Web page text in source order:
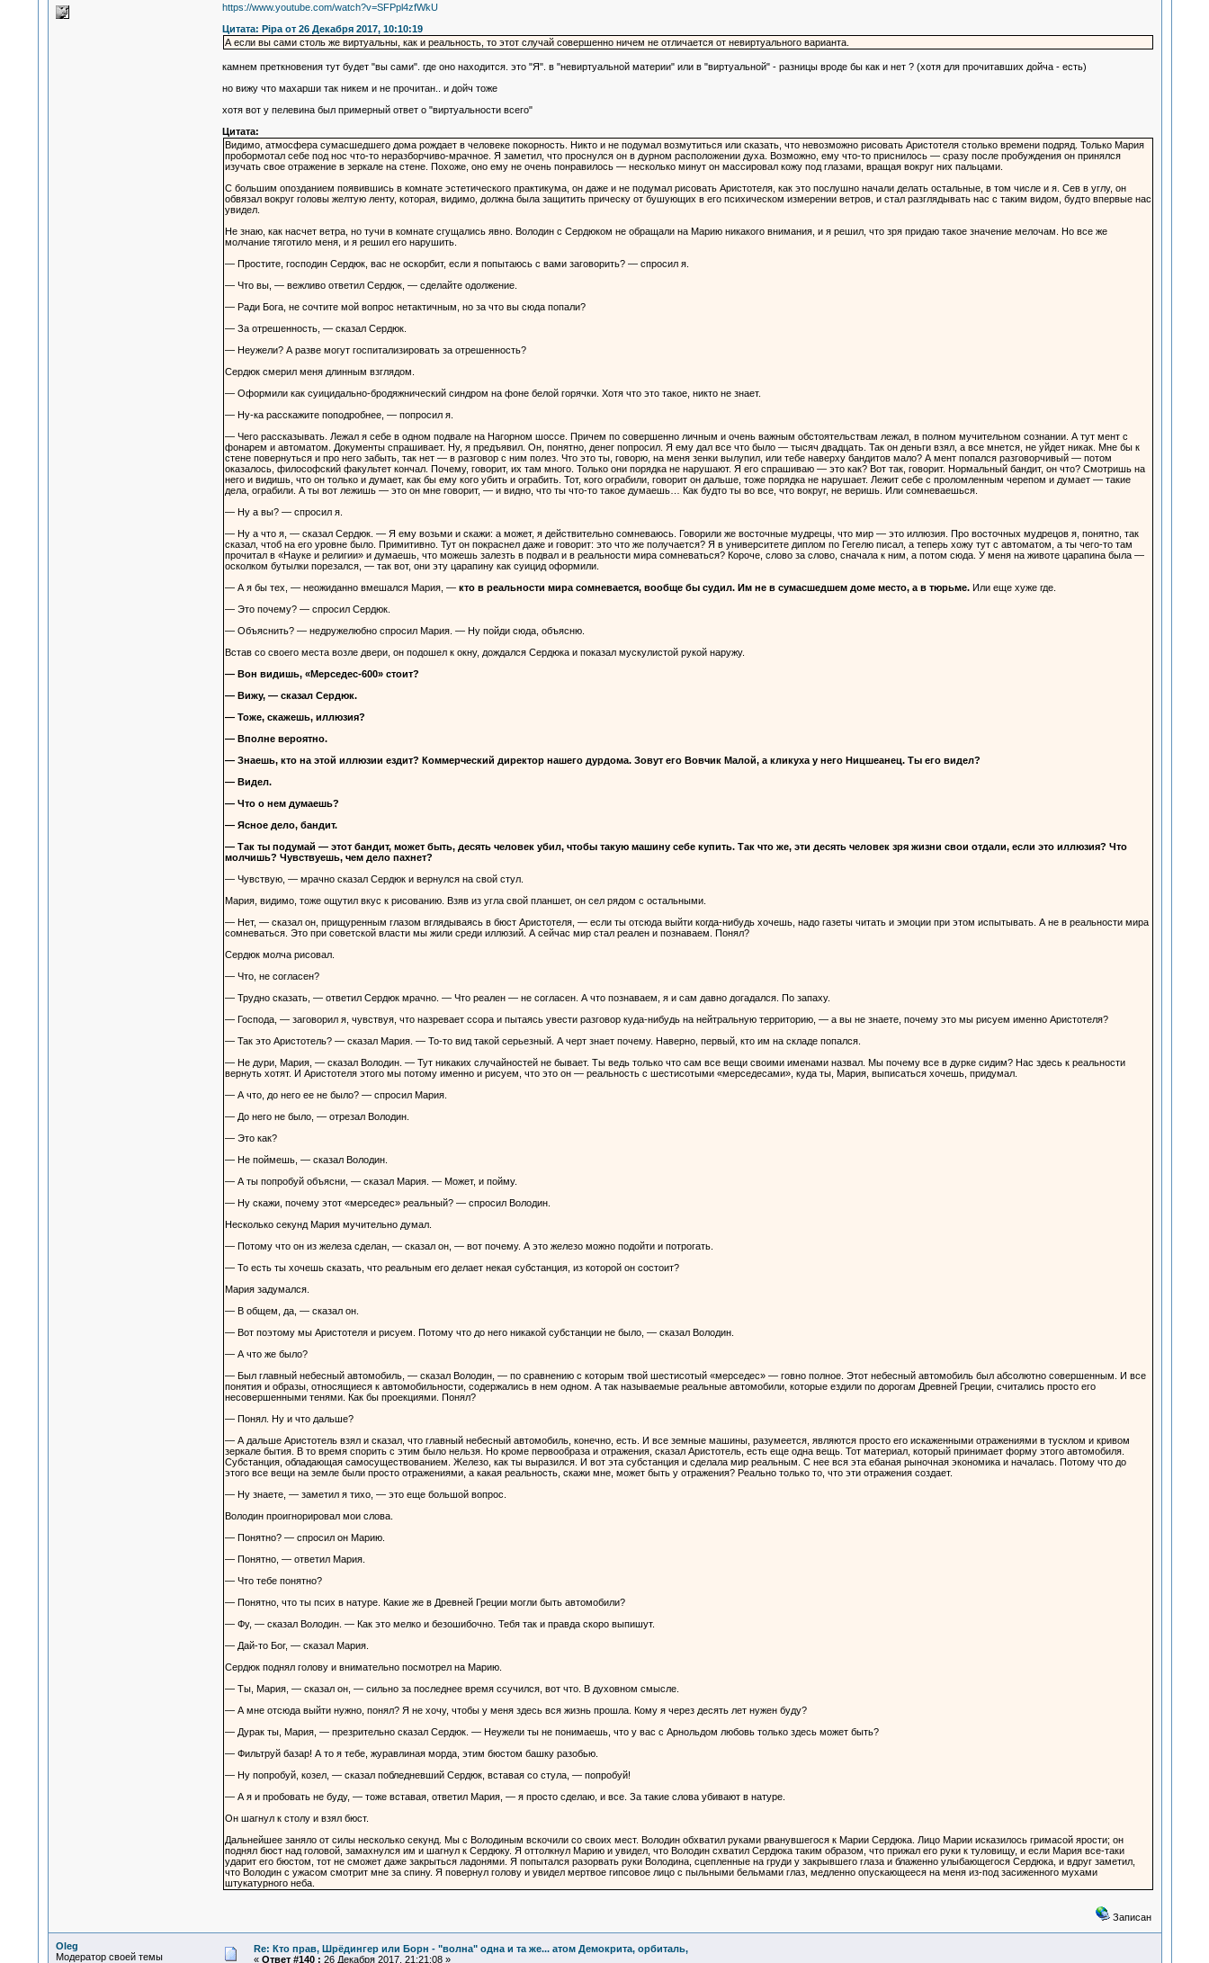
https://www.youtube.com/watch?v=SFPpl4zfWkU
Цитата: Pipa от 26 Декабря 2017, 10:10:19
А если вы сами столь же виртуальны, как и реальность, то этот случай совершенно ничем не отличается от невиртуального варианта.
камнем преткновения тут будет "вы сами". где оно находится. это "Я". в "невиртуальной материи" или в "виртуальной" - разницы вроде бы как и нет ? (хотя для прочитавших дойча - есть)
но вижу что махарши так никем и не прочитан.. и дойч тоже
хотя вот у пелевина был примерный ответ о "виртуальности всего"
Цитата:
Видимо, атмосфера сумасшедшего дома рождает в человеке покорность. Никто и не подумал возмутиться или сказать, что невозможно рисовать Аристотеля столько времени подряд. Только Мария
пробормотал себе под нос что-то неразборчиво-мрачное. Я заметил, что проснулся он в дурном расположении духа. Возможно, ему что-то приснилось — сразу после пробуждения он принялся
изучать свое отражение в зеркале на стене. Похоже, оно ему не очень понравилось — несколько минут он массировал кожу под глазами, вращая вокруг них пальцами.
С большим опозданием появившись в комнате эстетического практикума, он даже и не подумал рисовать Аристотеля, как это послушно начали делать остальные, в том числе и я. Сев в углу, он
обвязал вокруг головы желтую ленту, которая, видимо, должна была защитить прическу от бушующих в его психическом измерении ветров, и стал разглядывать нас с таким видом, будто впервые нас
увидел.
Не знаю, как насчет ветра, но тучи в комнате сгущались явно. Володин с Сердюком не обращали на Марию никакого внимания, и я решил, что зря придаю такое значение мелочам. Но все же
молчание тяготило меня, и я решил его нарушить.
— Простите, господин Сердюк, вас не оскорбит, если я попытаюсь с вами заговорить? — спросил я.
— Что вы, — вежливо ответил Сердюк, — сделайте одолжение.
— Ради Бога, не сочтите мой вопрос нетактичным, но за что вы сюда попали?
— За отрешенность, — сказал Сердюк.
— Неужели? А разве могут госпитализировать за отрешенность?
Сердюк смерил меня длинным взглядом.
— Оформили как суицидально-бродяжнический синдром на фоне белой горячки. Хотя что это такое, никто не знает.
— Ну-ка расскажите поподробнее, — попросил я.
— Чего рассказывать. Лежал я себе в одном подвале на Нагорном шоссе. Причем по совершенно личным и очень важным обстоятельствам лежал, в полном мучительном сознании. А тут мент с
фонарем и автоматом. Документы спрашивает. Ну, я предъявил. Он, понятно, денег попросил. Я ему дал все что было — тысяч двадцать. Так он деньги взял, а все мнется, не уйдет никак. Мне бы к
стене повернуться и про него забыть, так нет — в разговор с ним полез. Что это ты, говорю, на меня зенки вылупил, или тебе наверху бандитов мало? А мент попался разговорчивый — потом
оказалось, философский факультет кончал. Почему, говорит, их там много. Только они порядка не нарушают. Я его спрашиваю — это как? Вот так, говорит. Нормальный бандит, он что? Смотришь на
него и видишь, что он только и думает, как бы ему кого убить и ограбить. Тот, кого ограбили, говорит он дальше, тоже порядка не нарушает. Лежит себе с проломленным черепом и думает — такие
дела, ограбили. А ты вот лежишь — это он мне говорит, — и видно, что ты что-то такое думаешь… Как будто ты во все, что вокруг, не веришь. Или сомневаешься.
— Ну а вы? — спросил я.
— Ну а что я, — сказал Сердюк. — Я ему возьми и скажи: а может, я действительно сомневаюсь. Говорили же восточные мудрецы, что мир — это иллюзия. Про восточных мудрецов я, понятно, так
сказал, чтоб на его уровне было. Примитивно. Тут он покраснел даже и говорит: это что же получается? Я в университете диплом по Гегелю писал, а теперь хожу тут с автоматом, а ты чего-то там
прочитал в «Науке и религии» и думаешь, что можешь залезть в подвал и в реальности мира сомневаться? Короче, слово за слово, сначала к ним, а потом сюда. У меня на животе царапина была —
осколком бутылки порезался, — так вот, они эту царапину как суицид оформили.
— А я бы тех, — неожиданно вмешался Мария, — кто в реальности мира сомневается, вообще бы судил. Им не в сумасшедшем доме место, а в тюрьме.Или еще хуже где.
— Это почему? — спросил Сердюк.
— Объяснить? — недружелюбно спросил Мария. — Ну пойди сюда, объясню.
Встав со своего места возле двери, он подошел к окну, дождался Сердюка и показал мускулистой рукой наружу.
— Вон видишь, «Мерседес-600» стоит?
— Вижу, — сказал Сердюк.
— Тоже, скажешь, иллюзия?
— Вполне вероятно.
— Знаешь, кто на этой иллюзии ездит? Коммерческий директор нашего дурдома. Зовут его Вовчик Малой, а кликуха у него Ницшеанец. Ты его видел?
— Видел.
— Что о нем думаешь?
— Ясное дело, бандит.
— Так ты подумай — этот бандит, может быть, десять человек убил, чтобы такую машину себе купить. Так что же, эти десять человек зря жизни свои отдали, если это иллюзия? Что
молчишь? Чувствуешь, чем дело пахнет?
— Чувствую, — мрачно сказал Сердюк и вернулся на свой стул.
Мария, видимо, тоже ощутил вкус к рисованию. Взяв из угла свой планшет, он сел рядом с остальными.
— Нет, — сказал он, прищуренным глазом вглядываясь в бюст Аристотеля, — если ты отсюда выйти когда-нибудь хочешь, надо газеты читать и эмоции при этом испытывать. А не в реальности мира
сомневаться. Это при советской власти мы жили среди иллюзий. А сейчас мир стал реален и познаваем. Понял?
Сердюк молча рисовал.
— Что, не согласен?
— Трудно сказать, — ответил Сердюк мрачно. — Что реален — не согласен. А что познаваем, я и сам давно догадался. По запаху.
— Господа, — заговорил я, чувствуя, что назревает ссора и пытаясь увести разговор куда-нибудь на нейтральную территорию, — а вы не знаете, почему это мы рисуем именно Аристотеля?
— Так это Аристотель? — сказал Мария. — То-то вид такой серьезный. А черт знает почему. Наверно, первый, кто им на складе попался.
— Не дури, Мария, — сказал Володин. — Тут никаких случайностей не бывает. Ты ведь только что сам все вещи своими именами назвал. Мы почему все в дурке сидим? Нас здесь к реальности
вернуть хотят. И Аристотеля этого мы потому именно и рисуем, что это он — реальность с шестисотыми «мерседесами», куда ты, Мария, выписаться хочешь, придумал.
— А что, до него ее не было? — спросил Мария.
— До него не было, — отрезал Володин.
— Это как?
— Не поймешь, — сказал Володин.
— А ты попробуй объясни, — сказал Мария. — Может, и пойму.
— Ну скажи, почему этот «мерседес» реальный? — спросил Володин.
Несколько секунд Мария мучительно думал.
— Потому что он из железа сделан, — сказал он, — вот почему. А это железо можно подойти и потрогать.
— То есть ты хочешь сказать, что реальным его делает некая субстанция, из которой он состоит?
Мария задумался.
— В общем, да, — сказал он.
— Вот поэтому мы Аристотеля и рисуем. Потому что до него никакой субстанции не было, — сказал Володин.
— А что же было?
— Был главный небесный автомобиль, — сказал Володин, — по сравнению с которым твой шестисотый «мерседес» — говно полное. Этот небесный автомобиль был абсолютно совершенным. И все
понятия и образы, относящиеся к автомобильности, содержались в нем одном. А так называемые реальные автомобили, которые ездили по дорогам Древней Греции, считались просто его
несовершенными тенями. Как бы проекциями. Понял?
— Понял. Ну и что дальше?
— А дальше Аристотель взял и сказал, что главный небесный автомобиль, конечно, есть. И все земные машины, разумеется, являются просто его искаженными отражениями в тусклом и кривом
зеркале бытия. В то время спорить с этим было нельзя. Но кроме первообраза и отражения, сказал Аристотель, есть еще одна вещь. Тот материал, который принимает форму этого автомобиля.
Субстанция, обладающая самосуществованием. Железо, как ты выразился. И вот эта субстанция и сделала мир реальным. С нее вся эта ебаная рыночная экономика и началась. Потому что до
этого все вещи на земле были просто отражениями, а какая реальность, скажи мне, может быть у отражения? Реально только то, что эти отражения создает.
— Ну знаете, — заметил я тихо, — это еще большой вопрос.
Володин проигнорировал мои слова.
— Понятно? — спросил он Марию.
— Понятно, — ответил Мария.
— Что тебе понятно?
— Понятно, что ты псих в натуре. Какие же в Древней Греции могли быть автомобили?
— Фу, — сказал Володин. — Как это мелко и безошибочно. Тебя так и правда скоро выпишут.
— Дай-то Бог, — сказал Мария.
Сердюк поднял голову и внимательно посмотрел на Марию.
— Ты, Мария, — сказал он, — сильно за последнее время ссучился, вот что. В духовном смысле.
— А мне отсюда выйти нужно, понял? Я не хочу, чтобы у меня здесь вся жизнь прошла. Кому я через десять лет нужен буду?
— Дурак ты, Мария, — презрительно сказал Сердюк. — Неужели ты не понимаешь, что у вас с Арнольдом любовь только здесь может быть?
— Фильтруй базар! А то я тебе, журавлиная морда, этим бюстом башку разобью.
— Ну попробуй, козел, — сказал побледневший Сердюк, вставая со стула, — попробуй!
— А я и пробовать не буду, — тоже вставая, ответил Мария, — я просто сделаю, и все. За такие слова убивают в натуре.
Он шагнул к столу и взял бюст.
Дальнейшее заняло от силы несколько секунд. Мы с Володиным вскочили со своих мест. Володин обхватил руками рванувшегося к Марии Сердюка. Лицо Марии исказилось гримасой ярости; он
поднял бюст над головой, замахнулся им и шагнул к Сердюку. Я оттолкнул Марию и увидел, что Володин схватил Сердюка таким образом, что прижал его руки к туловищу, и если Мария все-таки
ударит его бюстом, тот не сможет даже закрыться ладонями. Я попытался разорвать руки Володина, сцепленные на груди у закрывшего глаза и блаженно улыбающегося Сердюка, и вдруг заметил,
что Володин с ужасом смотрит мне за спину. Я повернул голову и увидел мертвое гипсовое лицо с пыльными бельмами глаз, медленно опускающееся на меня из-под засиженного мухами
штукатурного неба.
Записан
Oleg
Модератор своей темы
Re: Кто прав, Шрёдингер или Борн - "волна" одна и та же... атом Демокрита, орбиталь,
« Ответ #140 : 26 Декабря 2017, 21:21:08 »